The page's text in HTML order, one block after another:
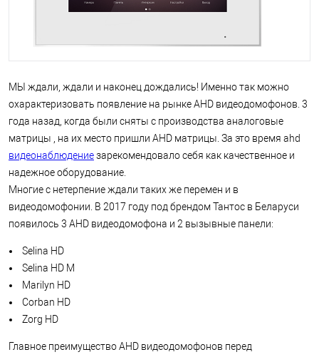
МЫ ждали, ждали и наконец дождались! Именно так можно
охарактеризовать появление на рынке AHD видеодомофонов. 3
года назад, когда были сняты с производства аналоговые
матрицы , на их место пришли AHD матрицы. За это время ahd
видеонаблюдениезарекомендовало себя как качественное и
надежное оборудование.
Многие с нетерпение ждали таких же перемен и в
видеодомофонии. В 2017 году под брендом Тантос в Беларуси
появилось 3 AHD видеодомофона и 2 вызывные панели:
Selina HD
Selina HD M
Marilyn HD
Corban HD
Zorg HD
Главное преимущество AHD видеодомофонов перед